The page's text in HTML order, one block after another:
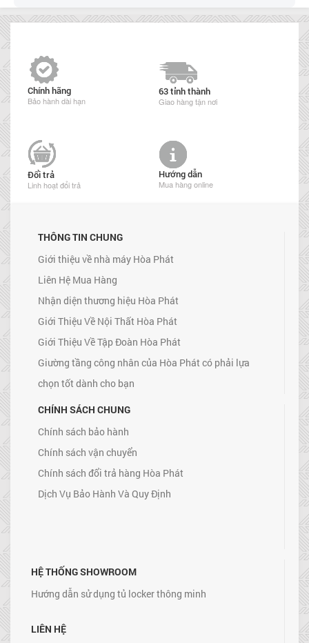
Chính hãng
Bảo hành dài hạn
63 tỉnh thành
Giao hàng tận nơi
Đổi trả
Linh hoạt đổi trả
Hướng dẫn
Mua hàng online
THÔNG TIN CHUNG
Giới thiệu về nhà máy Hòa Phát
Liên Hệ Mua Hàng
Nhận diện thương hiệu Hòa Phát
Giới Thiệu Về Nội Thất Hòa Phát
Giới Thiệu Về Tập Đoàn Hòa Phát
Giường tầng công nhân của Hòa Phát có phải lựa
chọn tốt dành cho bạn
CHÍNH SÁCH CHUNG
Chính sách bảo hành
Chính sách vận chuyển
Chính sách đổi trả hàng Hòa Phát
Dịch Vụ Bảo Hành Và Quy Định
HỆ THỐNG SHOWROOM
Hướng dẫn sử dụng tủ locker thông minh
LIÊN HỆ